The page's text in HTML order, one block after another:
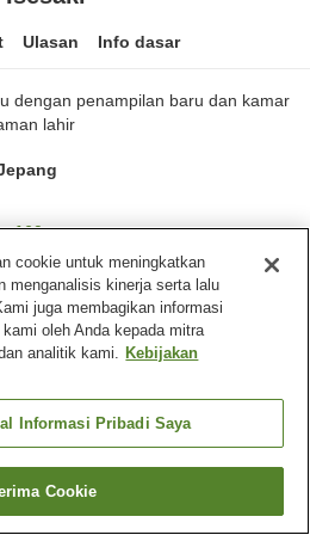
Ulasan Info dasar
dengan penampilan baru dan kamar
lahir
160
Mesin penjual otomatis
Kota Isesaki
kamar
cookie untuk meningkatkan
menganalisis kinerja serta lalu
juga membagikan informasi
oleh Anda kepada mitra
analitik kami. Kebijakan
Informasi Pribadi Saya
Cookie